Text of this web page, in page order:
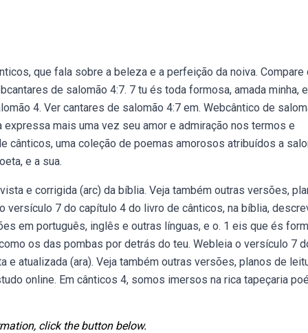
que fala sobre a beleza e a perfeição da noiva. Compare
de salomão 4:7. 7 tu és toda formosa, amada minha,
4. Ver cantares de salomão 4:7 em. Webcântico de
mais uma vez seu amor e admiração nos termos e
cânticos, uma coleção de poemas amorosos atribuídos a
e a sua.
e corrigida (arc) da bíblia. Veja também outras versões,
versículo 7 do capítulo 4 do livro de cânticos, na bíblia,
em português, inglês e outras línguas, e o. 1 eis que és
os das pombas por detrás do teu. Webleia o versículo 7
atualizada (ara). Veja também outras versões, planos de
online. Em cânticos 4, somos imersos na rica tapeçaria
click the button below.